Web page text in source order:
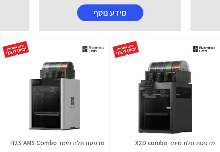
מידע נוסף
מדפסת תלת מימד X2D combo מדפסת תלת מימד H2S AMS Combo